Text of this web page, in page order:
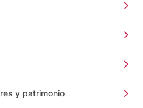
y patrimonio